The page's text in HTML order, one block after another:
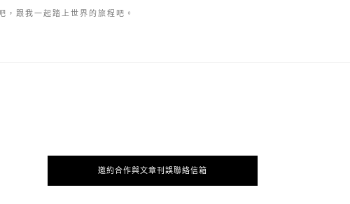
跟我一起踏上世界的旅程吧。
邀約合作與文章刊誤聯絡信箱